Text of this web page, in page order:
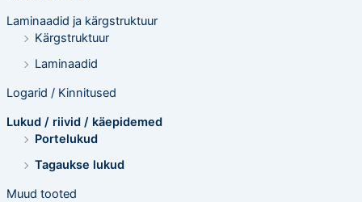
Laminaadid ja kärgstruktuur
Kärgstruktuur
Laminaadid
Logarid / Kinnitused
Lukud / riivid / käepidemed
Portelukud
Tagaukse lukud
Muud tooted